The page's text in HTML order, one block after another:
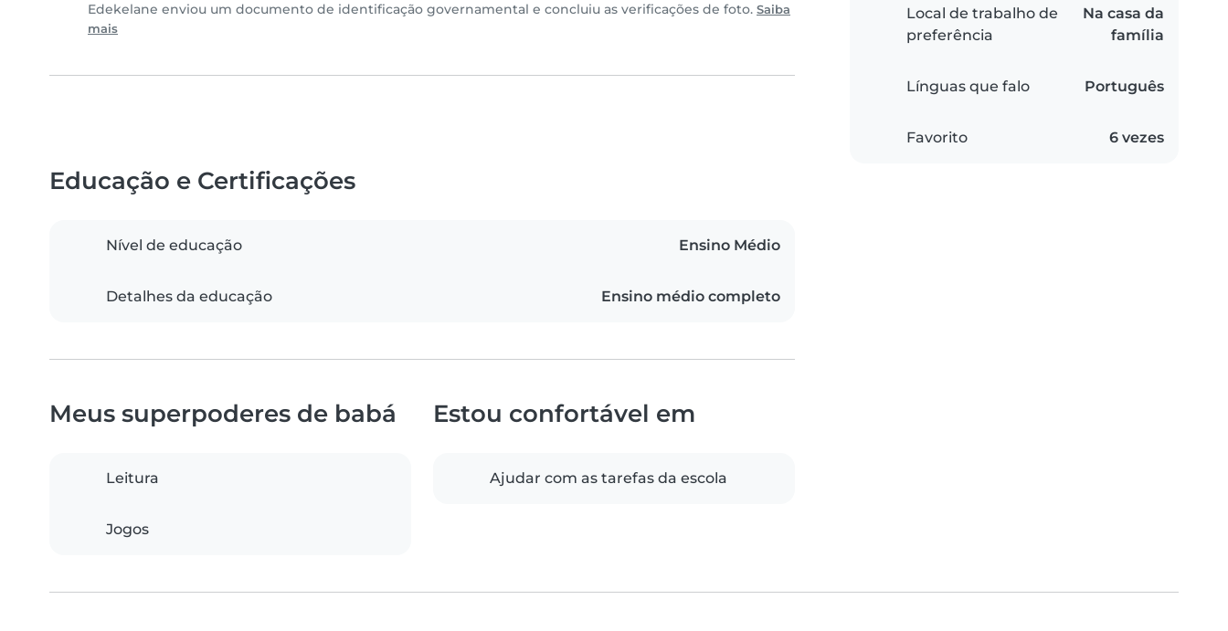
Edekelane enviou um documento de identificação governamental e concluiu as verificações de foto. Saiba
mais
Local de trabalho de
preferência
Na casa da
família
Línguas que falo Português
Favorito 6 vezes
Educação e Certificações
Nível de educação Ensino Médio
Detalhes da educação Ensino médio completo
Meus superpoderes de babá
Leitura
Jogos
Estou confortável em
Ajudar com as tarefas da escola